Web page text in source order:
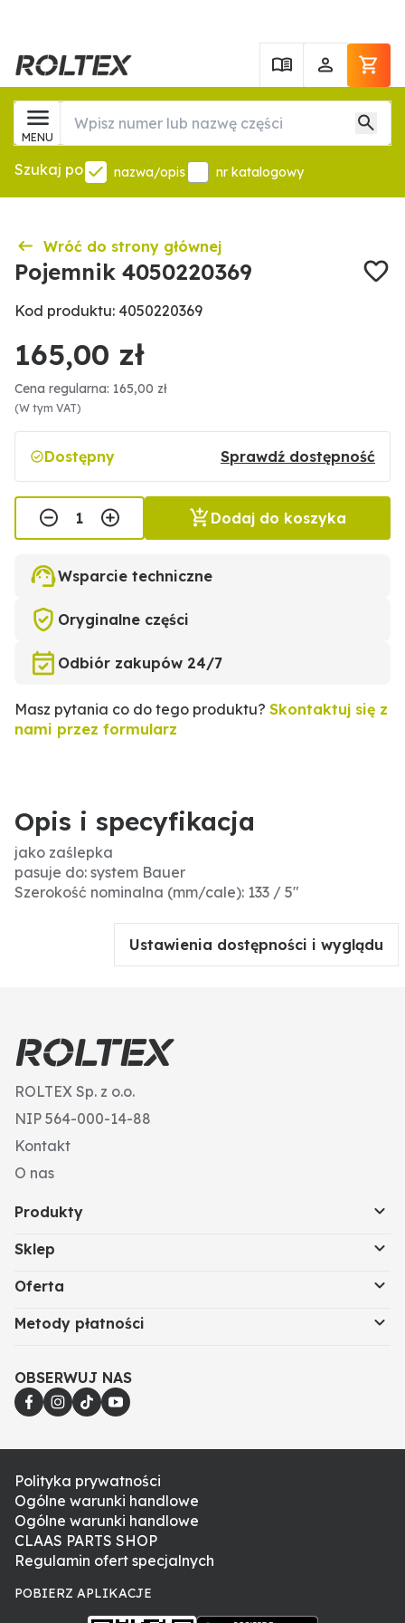
MENU
Szukaj po nazwa/opis nr katalogowy
Wróć do strony głównej
Pojemnik 4050220369
Kod produktu: 4050220369
165,00 zł
Cena regularna: 165,00 zł
(W tym VAT)
Dostępny Sprawdź dostępność
Dodaj do koszyka
Wsparcie techniczne
Oryginalne części
Odbiór zakupów 24/7
Masz pytania co do tego produktu? Skontaktuj się z
nami przez formularz
Opis i specyfikacja
jako zaślepka
pasuje do: system Bauer
Szerokość nominalna (mm/cale): 133 / 5"
Ustawienia dostępności i wyglądu
ROLTEX Sp. z o.o.
NIP 564-000-14-88
Kontakt
O nas
Produkty
Sklep
Oferta
Metody płatności
OBSERWUJ NAS
Polityka prywatności
Ogólne warunki handlowe
Ogólne warunki handlowe
CLAAS PARTS SHOP
Regulamin ofert specjalnych
POBIERZ APLIKACJE